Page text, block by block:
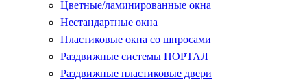
Цветные/ламинированные окна
Нестандартные окна
Пластиковые окна со шпросами
Раздвижные системы ПОРТАЛ
Раздвижные пластиковые двери